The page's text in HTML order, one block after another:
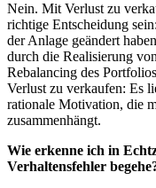
Nein. Mit Verlust zu
richtige Entscheidung
der Anlage geändert
durch die Realisierung
Rebalancing des
Verlust zu verkaufen: Es
rationale Motivation, die
zusammenhängt.
Wie erkenne ich in
Verhaltensfehler